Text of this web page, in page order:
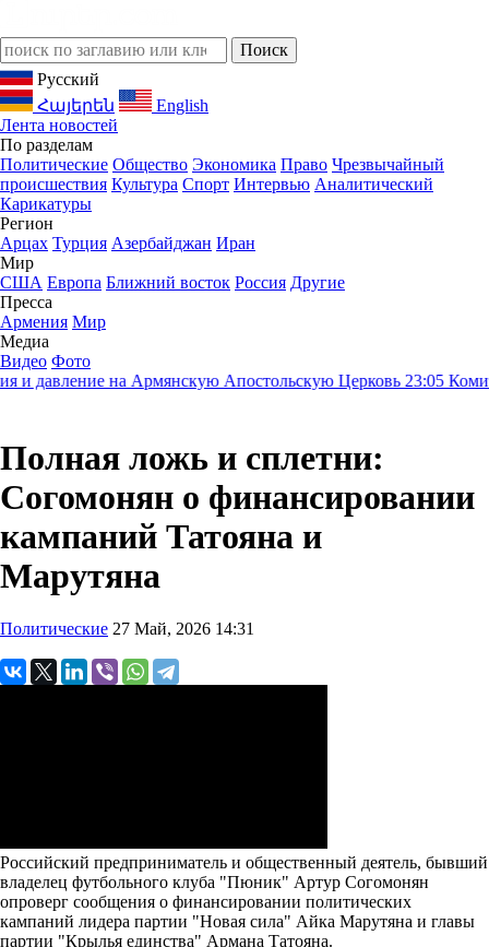
Русский
Հայերեն
English
Лента новостей
По разделам
Политические Общество Экономика Право Чрезвычайный
происшествия Культура Спорт Интервью Аналитический
Карикатуры
Регион
Арцах Турция Азербайджан Иран
Мир
США Европа Ближний восток Россия Другие
Пресса
Армения Мир
Медиа
Видео Фото
на Армянскую Апостольскую Церковь23:05Комитас,
Полная ложь и сплетни:
Согомонян о финансировании
кампаний Татояна и
Марутяна
Политические 27 Май, 2026 14:31
Российский предприниматель и общественный деятель, бывший
владелец футбольного клуба "Пюник" Артур Согомонян
опроверг сообщения о финансировании политических
кампаний лидера партии "Новая сила" Айка Марутяна и главы
партии "Крылья единства" Армана Татояна.